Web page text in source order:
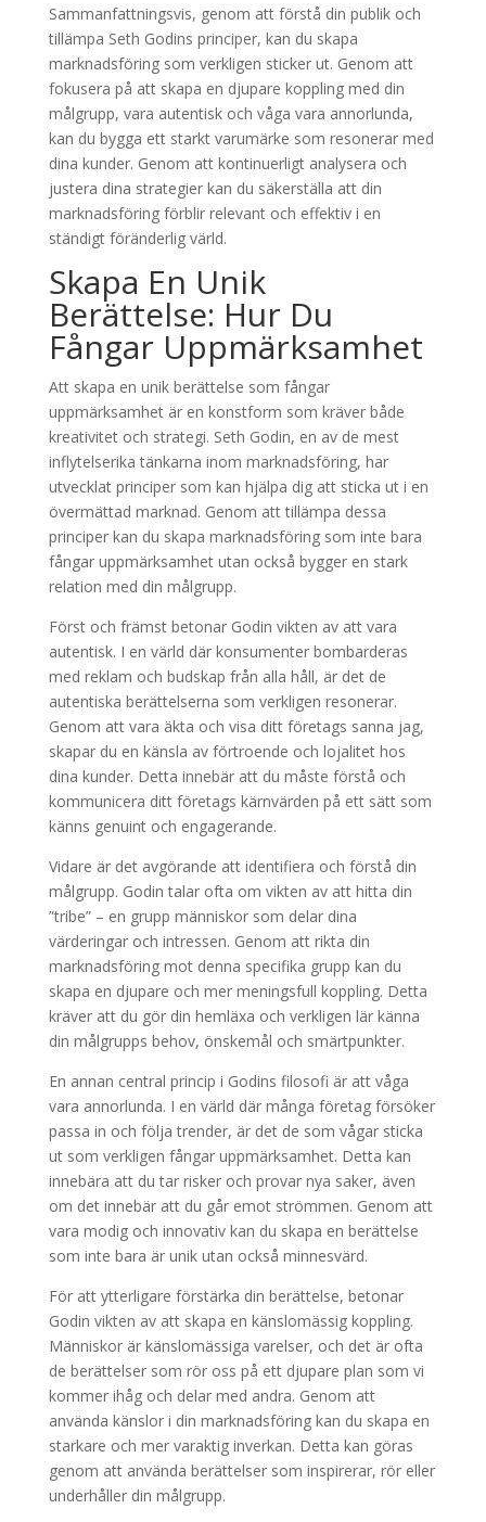
Sammanfattningsvis, genom att förstå din publik och
tillämpa Seth Godins principer, kan du skapa
marknadsföring som verkligen sticker ut. Genom att
fokusera på att skapa en djupare koppling med din
målgrupp, vara autentisk och våga vara annorlunda,
kan du bygga ett starkt varumärke som resonerar med
dina kunder. Genom att kontinuerligt analysera och
justera dina strategier kan du säkerställa att din
marknadsföring förblir relevant och effektiv i en
ständigt föränderlig värld.
Skapa En Unik
Berättelse: Hur Du
Fångar Uppmärksamhet
Att skapa en unik berättelse som fångar
uppmärksamhet är en konstform som kräver både
kreativitet och strategi. Seth Godin, en av de mest
inflytelserika tänkarna inom marknadsföring, har
utvecklat principer som kan hjälpa dig att sticka ut i en
övermättad marknad. Genom att tillämpa dessa
principer kan du skapa marknadsföring som inte bara
fångar uppmärksamhet utan också bygger en stark
relation med din målgrupp.
Först och främst betonar Godin vikten av att vara
autentisk. I en värld där konsumenter bombarderas
med reklam och budskap från alla håll, är det de
autentiska berättelserna som verkligen resonerar.
Genom att vara äkta och visa ditt företags sanna jag,
skapar du en känsla av förtroende och lojalitet hos
dina kunder. Detta innebär att du måste förstå och
kommunicera ditt företags kärnvärden på ett sätt som
känns genuint och engagerande.
Vidare är det avgörande att identifiera och förstå din
målgrupp. Godin talar ofta om vikten av att hitta din
”tribe” – en grupp människor som delar dina
värderingar och intressen. Genom att rikta din
marknadsföring mot denna specifika grupp kan du
skapa en djupare och mer meningsfull koppling. Detta
kräver att du gör din hemläxa och verkligen lär känna
din målgrupps behov, önskemål och smärtpunkter.
En annan central princip i Godins filosofi är att våga
vara annorlunda. I en värld där många företag försöker
passa in och följa trender, är det de som vågar sticka
ut som verkligen fångar uppmärksamhet. Detta kan
innebära att du tar risker och provar nya saker, även
om det innebär att du går emot strömmen. Genom att
vara modig och innovativ kan du skapa en berättelse
som inte bara är unik utan också minnesvärd.
För att ytterligare förstärka din berättelse, betonar
Godin vikten av att skapa en känslomässig koppling.
Människor är känslomässiga varelser, och det är ofta
de berättelser som rör oss på ett djupare plan som vi
kommer ihåg och delar med andra. Genom att
använda känslor i din marknadsföring kan du skapa en
starkare och mer varaktig inverkan. Detta kan göras
genom att använda berättelser som inspirerar, rör eller
underhåller din målgrupp.